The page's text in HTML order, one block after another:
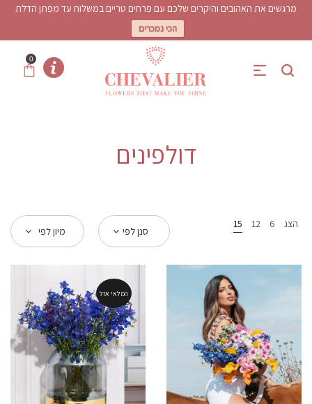
מרגשים את האהובים והיקרים שלכם עם פרחים טריים במשלוח עד מפתן הדלת
הכי נמכרים
0
דולפינים
הצג 6
12
15
סנן לפי מיון לפי
המלאי אזל